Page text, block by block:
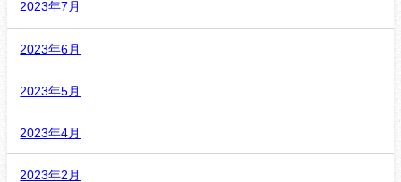
2023年7月
2023年6月
2023年5月
2023年4月
2023年2月